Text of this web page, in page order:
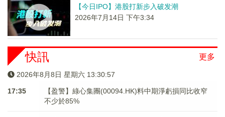
【今日IPO】港股打新步入破发潮
2026年7月14日 下午3:34
更多
快訊
2026年8月8日 星期六 13:30:57
17:35
【盈警】綠心集團(00094.HK)料中期淨虧損同比收窄
不少於85%